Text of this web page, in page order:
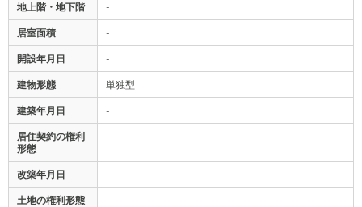
地上階・地下階 -
居室面積 -
開設年月日 -
建物形態 単独型
建築年月日 -
居住契約の権利
形態
-
改築年月日 -
土地の権利形態 -